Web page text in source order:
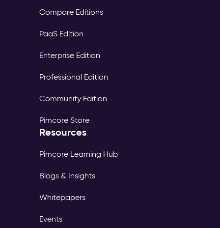
Compare Editions
PaaS Edition
Enterprise Edition
Professional Edition
Community Edition
Pimcore Store
Resources
Pimcore Learning Hub
Blogs & Insights
Whitepapers
Events